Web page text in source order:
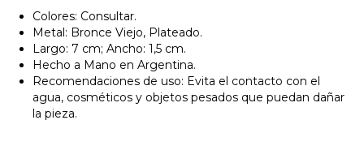
Colores: Consultar.
Metal: Bronce Viejo, Plateado.
Largo: 7 cm; Ancho: 1,5 cm.
Hecho a Mano en Argentina.
Recomendaciones de uso: Evita el contacto con el
agua, cosméticos y objetos pesados que puedan dañar
la pieza.